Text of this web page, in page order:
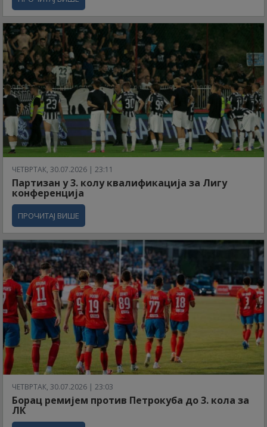
ЧЕТВРТАК, 30.07.2026 | 23:11
Партизан у 3. колу квалификација за Лигу
конференција
ПРОЧИТАЈ ВИШЕ
ЧЕТВРТАК, 30.07.2026 | 23:03
Борац ремијем против Петрокуба до 3. кола за
ЛК